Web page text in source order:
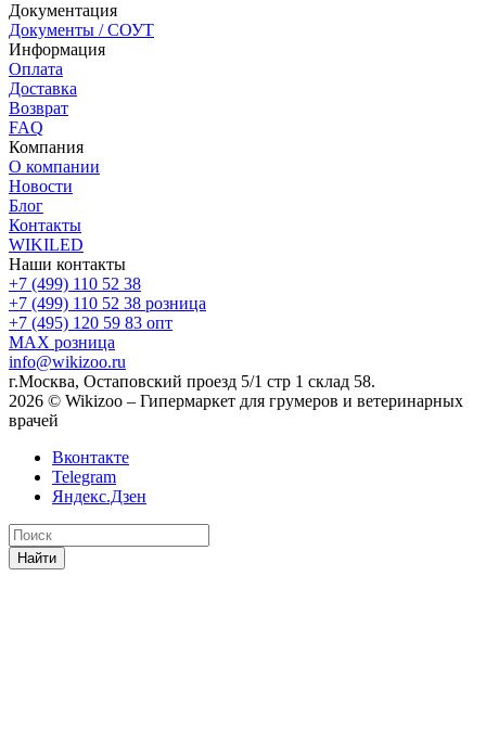
Документация
Документы / СОУТ
Информация
Оплата
Доставка
Возврат
FAQ
Компания
О компании
Новости
Блог
Контакты
WIKILED
Наши контакты
+7 (499) 110 52 38
+7 (499) 110 52 38 розница
+7 (495) 120 59 83 опт
MAX розница
info@wikizoo.ru
г.Москва, Остаповский проезд 5/1 стр 1 склад 58.
2026 © Wikizoo – Гипермаркет для грумеров и ветеринарных
врачей
Вконтакте
Telegram
Яндекс.Дзен
Найти